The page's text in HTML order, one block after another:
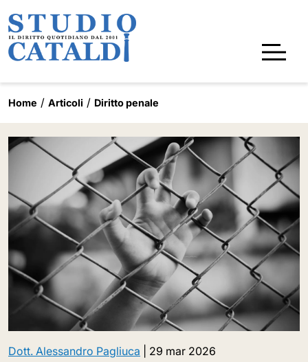
Home Articoli Diritto penale
Dott. Alessandro Pagliuca 29 mar 2026